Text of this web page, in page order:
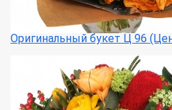
Оригинальный букет Ц 96